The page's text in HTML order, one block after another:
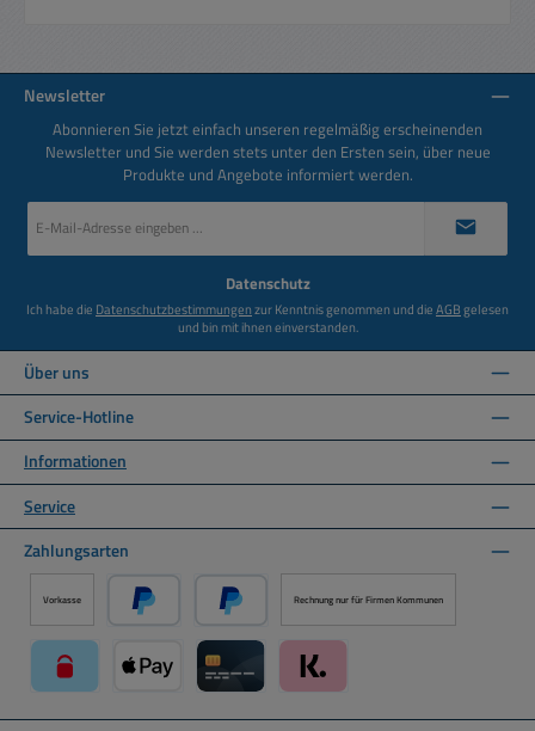
Newsletter
Abonnieren Sie jetzt einfach unseren regelmäßig erscheinenden
Newsletter und Sie werden stets unter den Ersten sein, über neue
Produkte und Angebote informiert werden.
Mail-
Datenschutz
Ich habe die Datenschutzbestimmungenzur Kenntnis genommen und dieAGBgelesen
und bin mit ihnen einverstanden.
Über uns
Service-Hotline
Informationen
Service
Zahlungsarten
Vorkasse
Später Bezahlen über PayPal
Rechnung nur für Firmen Kommunen